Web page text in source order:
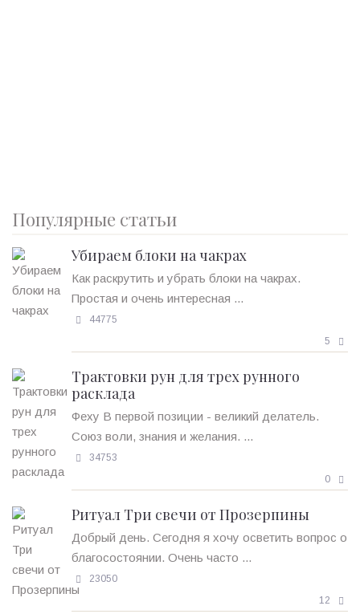
Популярные статьи
Убираем блоки на чакрах
Как раскрутить и убрать блоки на чакрах.
Простая и очень интересная ...
44775
5
Трактовки рун для трех рунного
расклада
Феху В первой позиции - великий делатель.
Союз воли, знания и желания. ...
34753
0
Ритуал Три свечи от Прозерпины
Добрый день. Сегодня я хочу осветить вопрос о
благосостоянии. Очень часто ...
23050
12